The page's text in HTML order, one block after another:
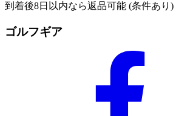
到着後8日以内なら返品可能 (条件あり)
ゴルフギア